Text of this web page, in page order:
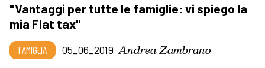
"Vantaggi per tutte le famiglie: vi spiego la
mia Flat tax"
FAMIGLIA 05_06_2019 Andrea Zambrano